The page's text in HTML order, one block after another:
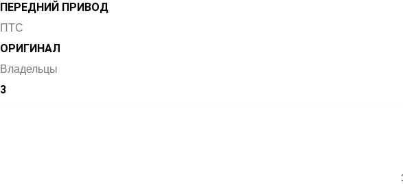
ПЕРЕДНИЙ ПРИВОД
ПТС
ОРИГИНАЛ
Владельцы
3